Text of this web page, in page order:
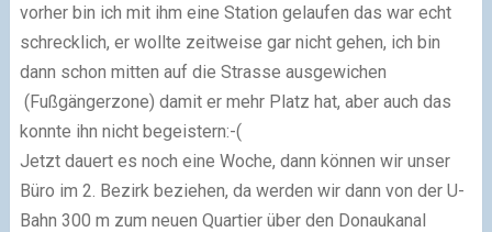
vorher bin ich mit ihm eine Station gelaufen das war echt
schrecklich, er wollte zeitweise gar nicht gehen, ich bin
dann schon mitten auf die Strasse ausgewichen
(Fußgängerzone) damit er mehr Platz hat, aber auch das
konnte ihn nicht begeistern:-(
Jetzt dauert es noch eine Woche, dann können wir unser
Büro im 2. Bezirk beziehen, da werden wir dann von der U-
Bahn 300 m zum neuen Quartier über den Donaukanal